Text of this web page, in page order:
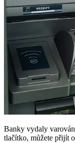
Banky vydaly
tlačítko, můžete přijít